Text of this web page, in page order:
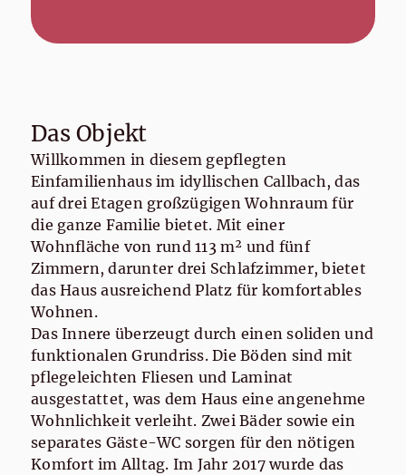
Das Objekt
Willkommen in diesem gepflegten
Einfamilienhaus im idyllischen Callbach, das
auf drei Etagen großzügigen Wohnraum für
die ganze Familie bietet. Mit einer
Wohnfläche von rund 113 m² und fünf
Zimmern, darunter drei Schlafzimmer, bietet
das Haus ausreichend Platz für komfortables
Wohnen.
Das Innere überzeugt durch einen soliden und
funktionalen Grundriss. Die Böden sind mit
pflegeleichten Fliesen und Laminat
ausgestattet, was dem Haus eine angenehme
Wohnlichkeit verleiht. Zwei Bäder sowie ein
separates Gäste-WC sorgen für den nötigen
Komfort im Alltag. Im Jahr 2017 wurde das